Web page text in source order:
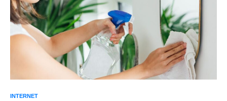
INTERNET